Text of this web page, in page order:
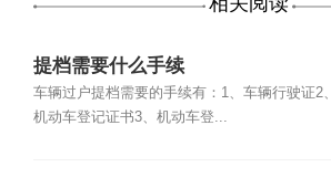
提档需要什么手续
车辆过户提档需要的手续有：1、车辆行驶证2、
机动车登记证书3、机动车登...